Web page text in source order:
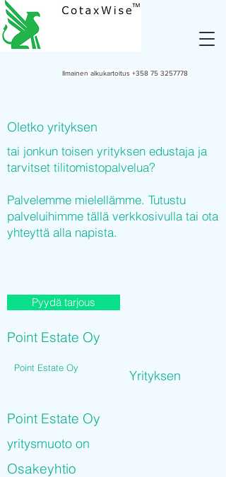
Ilmainen alkukartoitus +358 75 3257778
Oletko yrityksen
tai jonkun toisen yrityksen edustaja ja
tarvitset tilitomistopalvelua?
Palvelemme mielellämme. Tutustu
palveluihimme tällä verkkosivulla tai ota
yhteyttä alla napista.
Point Estate Oy
Pyydä tarjous
Point Estate Oy Yrityksen
Point Estate Oy
yritysmuoto on
Osakeyhtio